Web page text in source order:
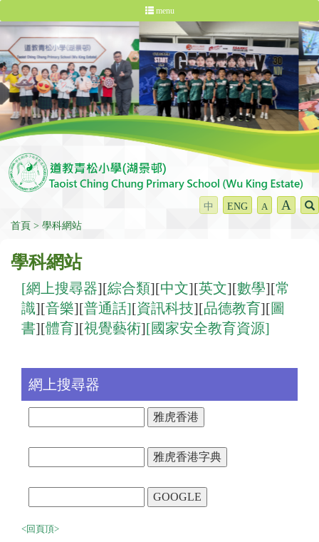
menu
中 ENG A A
首頁 學科網站
學科網站
[網上搜尋器][綜合類][中文][英文][數學][常
識][音樂][普通話][資訊科技][品德教育][圖
書][體育][視覺藝術][國家安全教育資源]
網上搜尋器
<回頁頂>